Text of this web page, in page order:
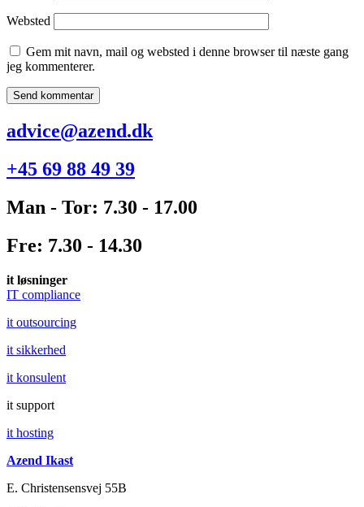
Websted
Gem mit navn, mail og websted i denne browser til næste gang
jeg kommenterer.
advice@azend.dk
+45 69 88 49 39
Man - Tor: 7.30 - 17.00
Fre: 7.30 - 14.30
it løsninger
IT compliance
it outsourcing
it sikkerhed
it konsulent
it support
it hosting
Azend Ikast
E. Christensensvej 55B